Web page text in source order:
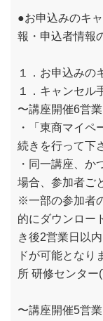
●お申込みのキ
報・申込者情報
１．お申込みの
１．キャンセル
〜講座開催6営
・「東商マイペ
続きを行って下
・同一講座、か
場合、参加者ご
※一部の参加者
的にダウンロー
き後2営業日以
ドが可能となり
所 研修センター
〜講座開催5営